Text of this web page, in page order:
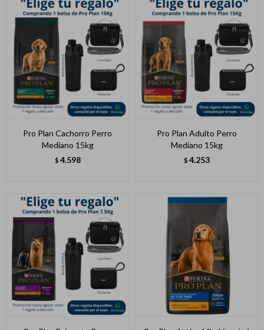
Pro Plan Cachorro Perro
Mediano 15kg
$ 4.598
Pro Plan Adulto Perro
Mediano 15kg
$ 4.253